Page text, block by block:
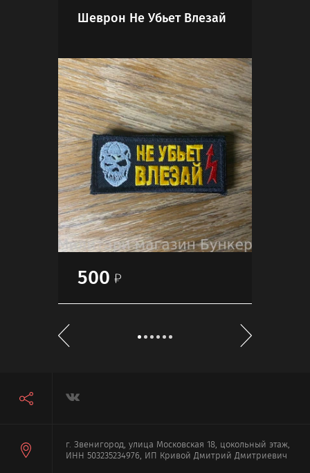
Шеврон Не Убьет Влезай
500
г. Звенигород, улица Московская 18, цокольный этаж,
ИНН 503235234976, ИП Кривой Дмитрий Дмитриевич